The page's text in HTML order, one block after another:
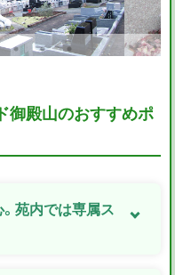
御殿山のおすすめポ
苑内では専属ス